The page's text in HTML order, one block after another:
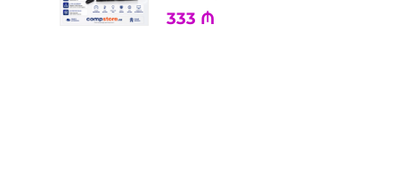
333 ₼